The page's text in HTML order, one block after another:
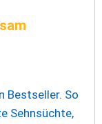
Bestseller. So
Sehnsüchte,